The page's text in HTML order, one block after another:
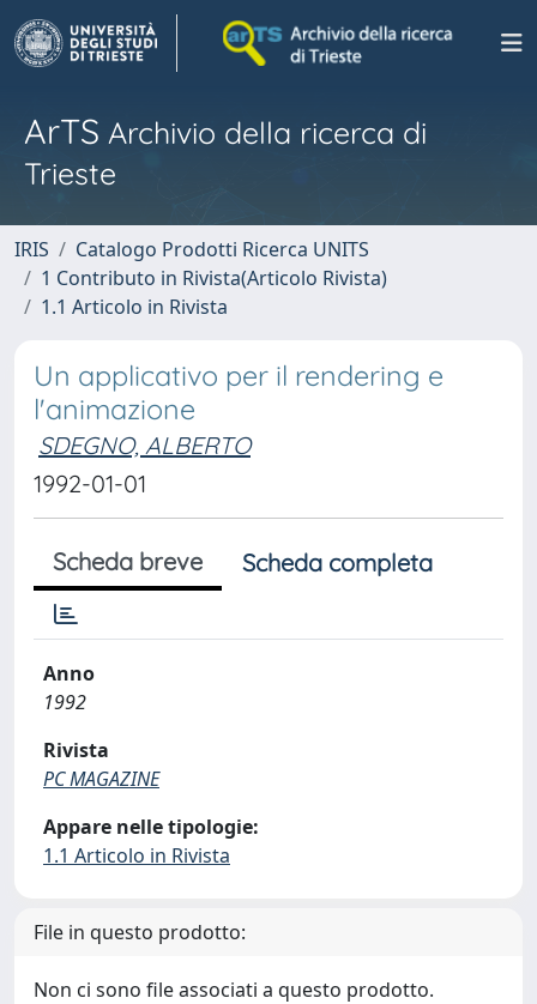
ArTS Archivio della ricerca di
Trieste
IRIS
Catalogo Prodotti Ricerca UNITS
1 Contributo in Rivista(Articolo Rivista)
1.1 Articolo in Rivista
Un applicativo per il rendering e
l'animazione
SDEGNO, ALBERTO
1992-01-01
Scheda breve Scheda completa
Anno
1992
Rivista
PC MAGAZINE
Appare nelle tipologie:
1.1 Articolo in Rivista
File in questo prodotto:
Non ci sono file associati a questo prodotto.